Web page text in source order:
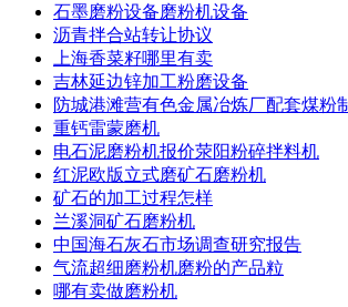
石墨磨粉设备磨粉机设备
沥青拌合站转让协议
上海香菜籽哪里有卖
吉林延边锌加工粉磨设备
防城港滩营有色金属冶炼厂配套煤粉
重钙雷蒙磨机
电石泥磨粉机报价荥阳粉碎拌料机
红泥欧版立式磨矿石磨粉机
矿石的加工过程怎样
兰溪洞矿石磨粉机
中国海石灰石市场调查研究报告
气流超细磨粉机磨粉的产品粒
哪有卖做磨粉机